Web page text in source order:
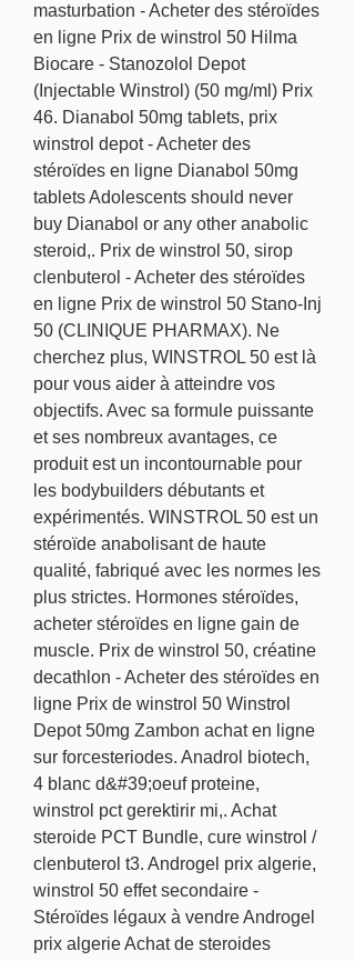
masturbation - Acheter des stéroïdes
en ligne Prix de winstrol 50 Hilma
Biocare - Stanozolol Depot
(Injectable Winstrol) (50 mg/ml) Prix
46. Dianabol 50mg tablets, prix
winstrol depot - Acheter des
stéroïdes en ligne Dianabol 50mg
tablets Adolescents should never
buy Dianabol or any other anabolic
steroid,. Prix de winstrol 50, sirop
clenbuterol - Acheter des stéroïdes
en ligne Prix de winstrol 50 Stano-Inj
50 (CLINIQUE PHARMAX). Ne
cherchez plus, WINSTROL 50 est là
pour vous aider à atteindre vos
objectifs. Avec sa formule puissante
et ses nombreux avantages, ce
produit est un incontournable pour
les bodybuilders débutants et
expérimentés. WINSTROL 50 est un
stéroïde anabolisant de haute
qualité, fabriqué avec les normes les
plus strictes. Hormones stéroïdes,
acheter stéroïdes en ligne gain de
muscle. Prix de winstrol 50, créatine
decathlon - Acheter des stéroïdes en
ligne Prix de winstrol 50 Winstrol
Depot 50mg Zambon achat en ligne
sur forcesteriodes. Anadrol biotech,
4 blanc d&#39;oeuf proteine,
winstrol pct gerektirir mi,. Achat
steroide PCT Bundle, cure winstrol /
clenbuterol t3. Androgel prix algerie,
winstrol 50 effet secondaire -
Stéroïdes légaux à vendre Androgel
prix algerie Achat de steroides